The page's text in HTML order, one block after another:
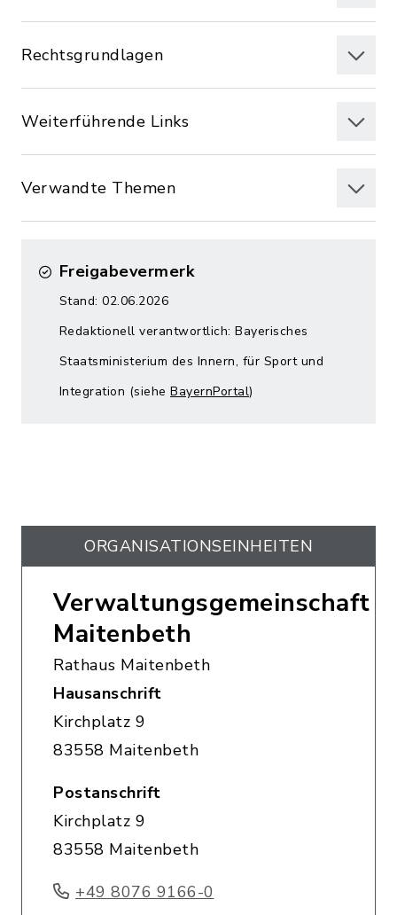
Rechtsgrundlagen
Weiterführende Links
Verwandte Themen
Freigabevermerk
Stand: 02.06.2026
Redaktionell verantwortlich: Bayerisches
Staatsministerium des Innern, für Sport und
Integration (siehe BayernPortal)
ORGANISATIONS­EINHEITEN
Verwaltungsgemeinschaft
Maitenbeth
Rathaus Maitenbeth
Hausanschrift
Kirchplatz 9
83558 Maitenbeth
Postanschrift
Kirchplatz 9
83558 Maitenbeth
+49 8076 9166-0